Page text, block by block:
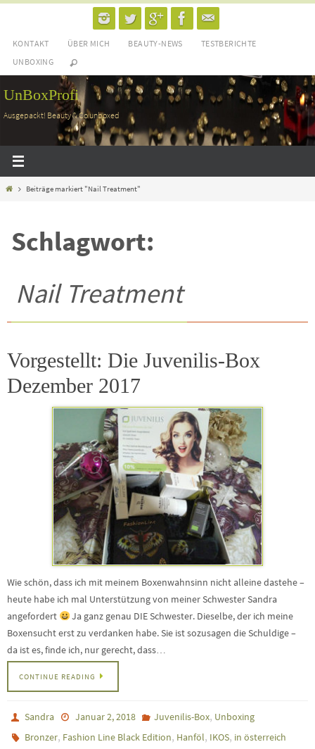
springen
KONTAKT ÜBER MICH BEAUTY-NEWS
TESTBERICHTE
UNBOXING
UnBoxProfi
Ausgepackt! Beauty & Co unboxed
HomeBeiträge markiert "Nail Treatment"
Schlagwort:
Nail Treatment
Vorgestellt: Die Juvenilis-Box
Dezember 2017
Wie schön, dass ich mit meinem Boxenwahnsinn nicht alleine dastehe –
heute habe ich mal Unterstützung von meiner Schwester Sandra
angefordert
Ja ganz genau DIE Schwester. Dieselbe, der ich meine
Boxensucht erst zu verdanken habe. Sie ist sozusagen die Schuldige –
da ist es, finde ich, nur gerecht, dass…
CONTINUE READING
Sandra Januar 2, 2018 Juvenilis-Box, Unboxing
Bronzer, Fashion Line Black Edition, Hanföl, IKOS, in österreich